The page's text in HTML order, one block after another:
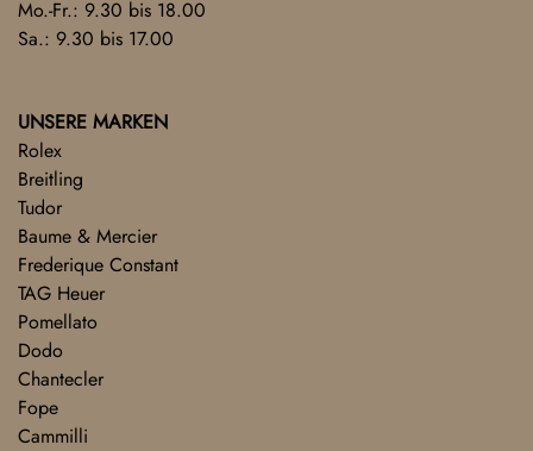
Mo.-Fr.: 9.30 bis 18.00
Sa.: 9.30 bis 17.00
UNSERE MARKEN
Rolex
Breitling
Tudor
Baume & Mercier
Frederique Constant
TAG Heuer
Pomellato
Dodo
Chantecler
Fope
Cammilli